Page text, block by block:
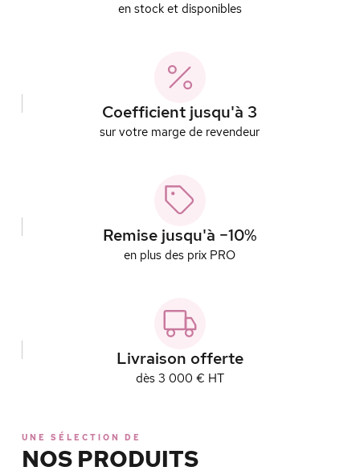
en stock et disponibles
Coefficient jusqu'à 3
sur votre marge de revendeur
Remise jusqu'à −10%
en plus des prix PRO
Livraison offerte
dès 3 000 € HT
UNE SÉLECTION DE
NOS PRODUITS